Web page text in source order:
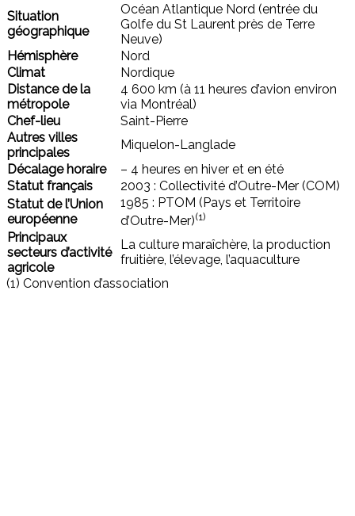
Situation
géographique
Océan Atlantique Nord (entrée du
Golfe du St Laurent près de Terre
Neuve)
Hémisphère
Nord
Climat
Nordique
Distance de la
métropole
4 600 km (à 11 heures d’avion environ
via Montréal)
Chef-lieu
Saint-Pierre
Autres villes
principales
Miquelon-Langlade
Décalage horaire
– 4 heures en hiver et en été
Statut français
2003 : Collectivité d’Outre-Mer (COM)
Statut de l’Union
européenne
1985 : PTOM (Pays et Territoire
d’Outre-Mer)(1)
Principaux
secteurs d’activité
agricole
La culture maraîchère, la production
fruitière, l’élevage, l’aquaculture
(1) Convention d’association